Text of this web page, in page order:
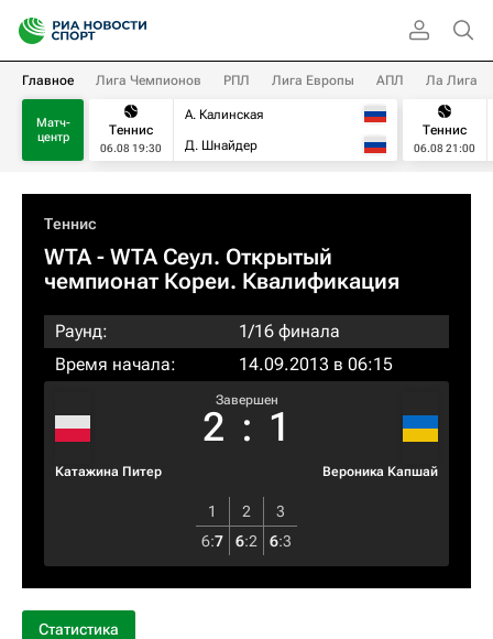
Главное Лига Чемпионов РПЛ Лига Европы АПЛ Ла Лига
Матч-
центр
Теннис
06.08 19:30
А. Калинская
Д. Шнайдер
Теннис
06.08 21:00
Теннис
WTA- WTA Сеул. Открытый
чемпионат Кореи. Квалификация
Раунд:
1/16 финала
Время начала:
14.09.2013 в 06:15
Катажина Питер
Завершен
2 : 1
Вероника Капшай
1 2
3
6:7 6:2 6:3
Статистика